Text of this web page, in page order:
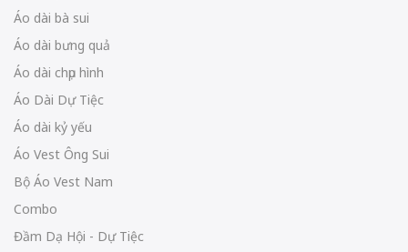
Áo dài bà sui
Áo dài bưng quả
Áo dài chụp hình
Áo Dài Dự Tiệc
Áo dài kỷ yếu
Áo Vest Ông Sui
Bộ Áo Vest Nam
Combo
Đầm Dạ Hội - Dự Tiệc